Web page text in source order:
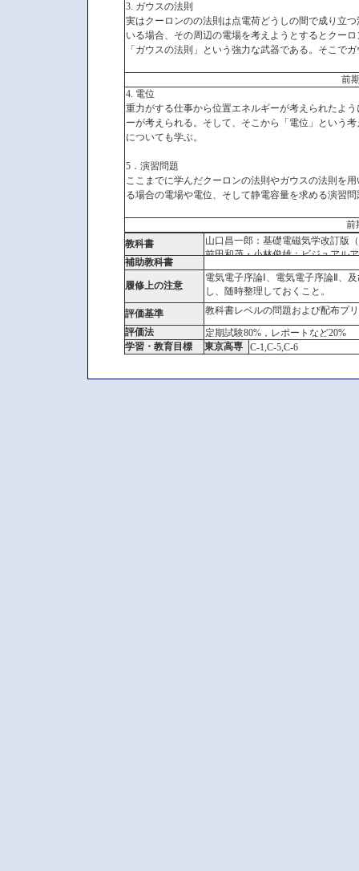
3. ガウスの法則
実はクーロンのの法則は点電荷どうしの間で成り立
いる場合、その周辺の電場を考えようとするとクー
「ガウスの法則」という強力な武器である。そこで
前
4. 電位
重力がする仕事から位置エネルギーが考えられたよ
ーが考えられる。そして、そこから「電位」という
についても学ぶ。
5．演習問題
ここまでに学んだクーロンの法則やガウスの法則を
る場合の電場や電位、そして静電容量を求める演習
前
教科書
山口昌一郎：基礎電磁気学改訂版
前田和茂・小林俊雄：ビジュアル
補助教科書
履修上の注意
電気電子序論Ⅰ、電気電子序論Ⅱ、
し、随時整理しておくこと。
評価基準
教科書レベルの問題および配布プ
評価法
定期試験80%，レポートなど20%
学習・教育目標
東京高専 C-1,C-5,C-6